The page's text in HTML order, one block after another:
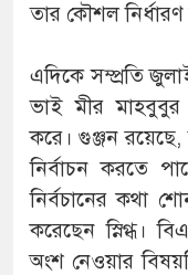
তার কৌশল
এদিকে সম্প্রতি
ভাই মীর মাহবুবুর
করে। গুঞ্জন
নির্বাচন করতে
নির্বচানের কথা
করেছেন স্নিগ্ধ।
অংশ নেওয়ার